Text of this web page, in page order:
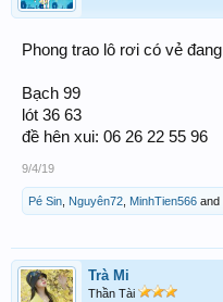
Phong trao lô rơi có vẻ
Bạch 99
lót 36 63
đề hên xui: 06 26 22 55 96
9/4/19
Pé Sin Nguyên72 MinhTien566 and
Trà Mi
Thần Tài